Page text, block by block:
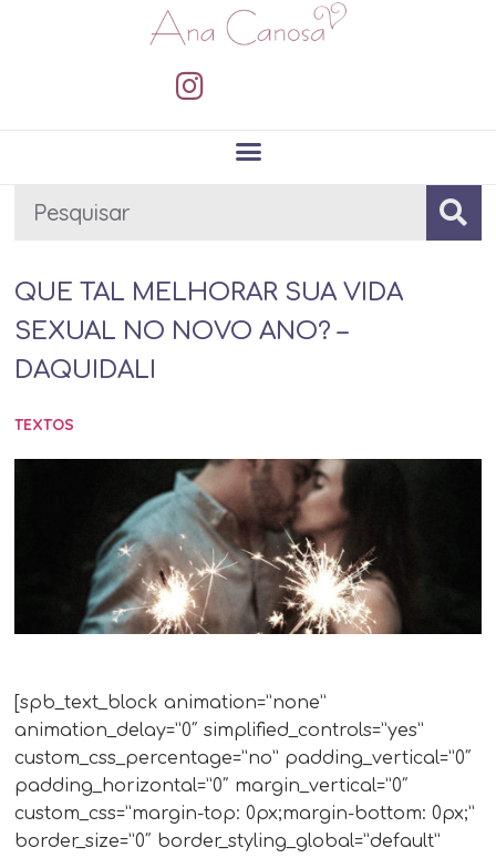
QUE TAL MELHORAR SUA VIDA
SEXUAL NO NOVO ANO? –
DAQUIDALI
TEXTOS
[spb_text_block animation=”none”
animation_delay=”0″ simplified_controls=”yes”
custom_css_percentage=”no” padding_vertical=”0″
padding_horizontal=”0″ margin_vertical=”0″
custom_css=”margin-top: 0px;margin-bottom: 0px;”
border_size=”0″ border_styling_global=”default”